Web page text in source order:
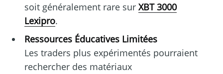
soit généralement rare sur XBT 3000
Lexipro.
Ressources Éducatives Limitées
Les traders plus expérimentés pourraient
rechercher des matériaux